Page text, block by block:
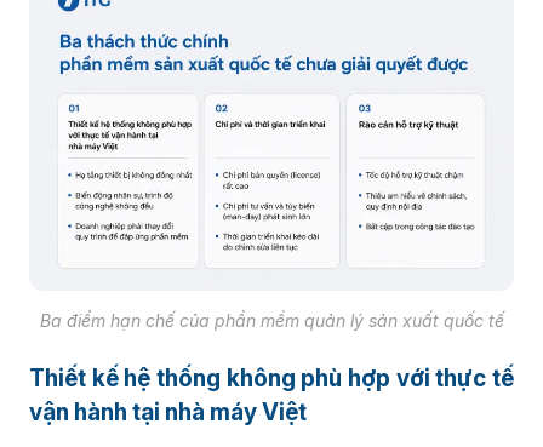
Ba điểm hạn chế của phần mềm quản lý sản xuất quốc tế
Thiết kế hệ thống không phù hợp với thực tế
vận hành tại nhà máy Việt